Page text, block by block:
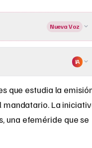
Nueva Voz
IA
que estudia la
La
una efeméride que se